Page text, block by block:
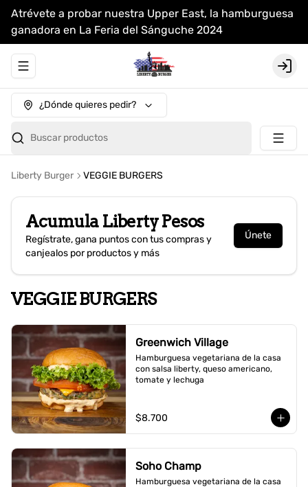
Atrévete a probar nuestra Upper East, la hamburguesa
ganadora en La Feria del Sánguche 2024
Abrir menu de navegación Login
¿Dónde quieres pedir?
Buscar productos
Liberty Burger VEGGIE BURGERS
Acumula Liberty Pesos
Regístrate, gana puntos con tus compras y
canjealos por productos y más
Únete
VEGGIE BURGERS
Greenwich Village
Hamburguesa vegetariana de la casa
con salsa liberty, queso americano,
tomate y lechuga
$8.700
Soho Champ
Hamburguesa vegetariana de la casa